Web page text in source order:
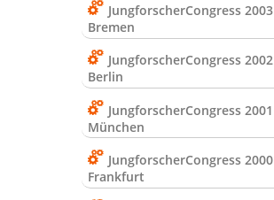
JungforscherCongress 2003
Bremen
JungforscherCongress 2002
Berlin
JungforscherCongress 2001
München
JungforscherCongress 2000
Frankfurt